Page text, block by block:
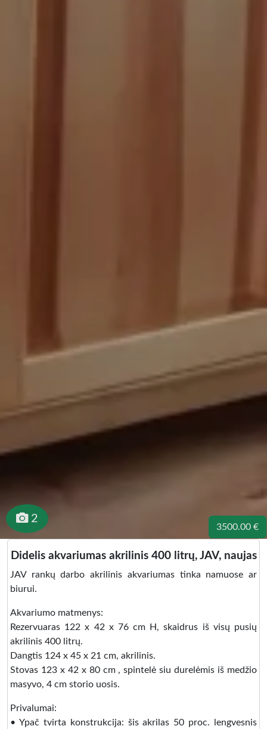
3500.00 €
2
Didelis akvariumas akrilinis 400 litrų, JAV, naujas
JAV rankų darbo akrilinis akvariumas tinka namuose ar
biurui.
Akvariumo matmenys:
Rezervuaras 122 x 42 x 76 cm H, skaidrus iš visų pusių
akrilinis 400 litrų.
Dangtis 124 x 45 x 21 cm, akrilinis.
Stovas 123 x 42 x 80 cm , spintelė siu durelėmis iš medžio
masyvo, 4 cm storio uosis.
Privalumai:
• Ypač tvirta konstrukcija: šis akrilas 50 proc. lengvesnis